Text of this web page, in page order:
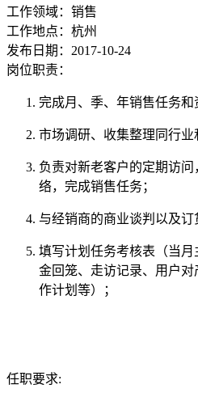
工作领域：销售
工作地点：杭州
发布日期：2017-10-24
岗位职责：
完成月、季、年销售任务和
市场调研、收集整理同行业
负责对新老客户的定期访
络，完成销售任务；
与经销商的商业谈判以及订
填写计划任务考核表（当
金回笼、走访记录、用户
作计划等）；
任职要求: